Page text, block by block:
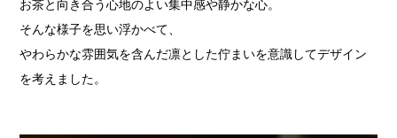
お茶と向き合う心地のよい集中感や静かな心。
そんな様子を思い浮かべて、
やわらかな雰囲気を含んだ凛とした佇まいを意識してデザイン
を考えました。